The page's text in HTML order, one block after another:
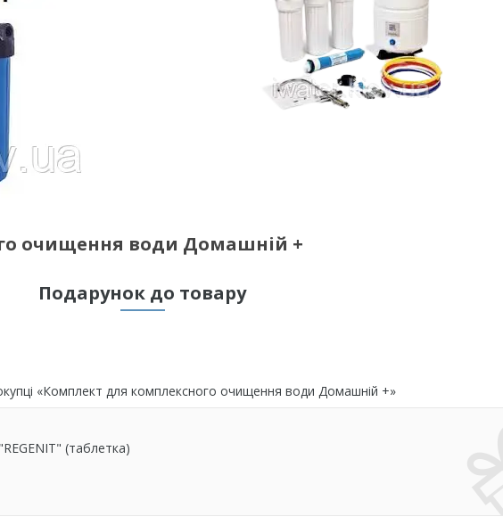
очищення води Домашній +
Подарунок до товару
«Комплект для комплексного очищення води Домашній +»
(таблетка)